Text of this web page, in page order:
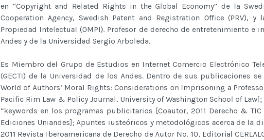
en “Copyright and Related Rights in the Global Economy” de la
Cooperation Agency, Swedish Patent and Registration Office (PRV),
Propiedad Intelectual (OMPI). Profesor de derecho de entretenimiento e
Andes y de la Universidad Sergio Arboleda.
Es Miembro del Grupo de Estudios en Internet Comercio Electrónico
(GECTI) de la Universidad de los Andes. Dentro de sus publicaciones se
World of Authors’ Moral Rights: Considerations on Imprisoning a
Pacific Rim Law & Policy Journal, University of Washington School of
“keywords en los programas publicitarios [Coautor, 2011 Derecho & TIC
Ediciones Uniandes]; Apuntes iusteóricos y metodológicos acerca de la
2011 Revista Iberoamericana de Derecho de Autor No. 10, Editorial